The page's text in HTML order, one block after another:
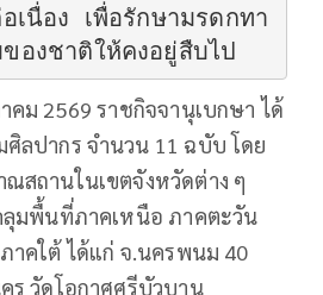
เนื่อง เพื่อรักษามรดกทา
องชาติให้คงอยู่สืบไป
ม 2569 ราชกิจจานุเบกษา ได้
ลปากร จำนวน 11 ฉบับ โดย
สถานในเขตจังหวัดต่าง ๆ
ลุมพื้นที่ภาคเหนือ ภาคตะวัน
าคใต้ ได้แก่ จ.นครพนม 40
ร วัดโอกาศศรีบัวบาน